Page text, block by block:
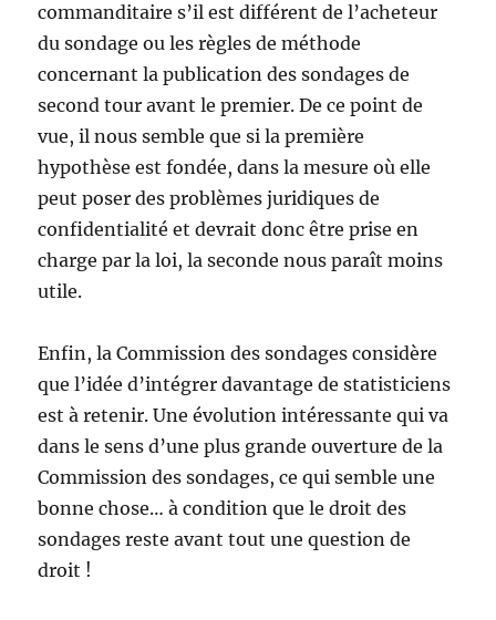
commanditaire s’il est différent de l’acheteur
du sondage ou les règles de méthode
concernant la publication des sondages de
second tour avant le premier. De ce point de
vue, il nous semble que si la première
hypothèse est fondée, dans la mesure où elle
peut poser des problèmes juridiques de
confidentialité et devrait donc être prise en
charge par la loi, la seconde nous paraît moins
utile.
Enfin, la Commission des sondages considère
que l’idée d’intégrer davantage de statisticiens
est à retenir. Une évolution intéressante qui va
dans le sens d’une plus grande ouverture de la
Commission des sondages, ce qui semble une
bonne chose… à condition que le droit des
sondages reste avant tout une question de
droit !